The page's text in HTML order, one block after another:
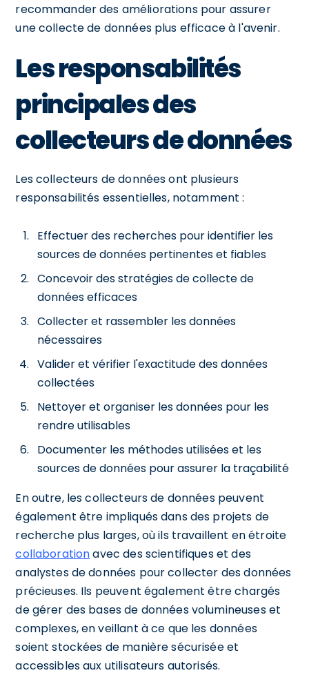
recommander des améliorations pour assurer
une collecte de données plus efficace à l'avenir.
Les responsabilités
principales des
collecteurs de données
Les collecteurs de données ont plusieurs
responsabilités essentielles, notamment :
Effectuer des recherches pour identifier les
sources de données pertinentes et fiables
Concevoir des stratégies de collecte de
données efficaces
Collecter et rassembler les données
nécessaires
Valider et vérifier l'exactitude des données
collectées
Nettoyer et organiser les données pour les
rendre utilisables
Documenter les méthodes utilisées et les
sources de données pour assurer la traçabilité
En outre, les collecteurs de données peuvent
également être impliqués dans des projets de
recherche plus larges, où ils travaillent en étroite
collaborationavec des scientifiques et des
analystes de données pour collecter des données
précieuses. Ils peuvent également être chargés
de gérer des bases de données volumineuses et
complexes, en veillant à ce que les données
soient stockées de manière sécurisée et
accessibles aux utilisateurs autorisés.